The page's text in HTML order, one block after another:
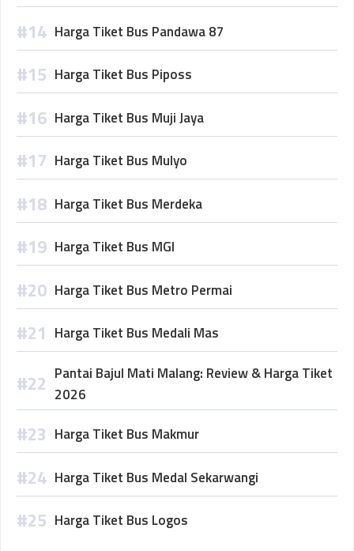
Harga Tiket Bus Pandawa 87
Harga Tiket Bus Piposs
Harga Tiket Bus Muji Jaya
Harga Tiket Bus Mulyo
Harga Tiket Bus Merdeka
Harga Tiket Bus MGI
Harga Tiket Bus Metro Permai
Harga Tiket Bus Medali Mas
Pantai Bajul Mati Malang: Review & Harga Tiket
2026
Harga Tiket Bus Makmur
Harga Tiket Bus Medal Sekarwangi
Harga Tiket Bus Logos